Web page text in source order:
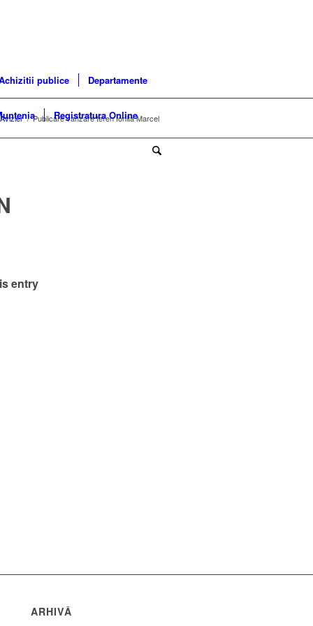
publice Departamente
Registratura Online
/ Publicare vanzare teren Ionita Marcel
entry
ARHIVĂ